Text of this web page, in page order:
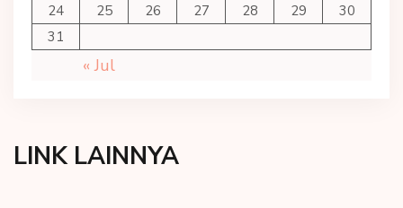
24
25 26 27 28 29
30
31
« Jul
LINK LAINNYA